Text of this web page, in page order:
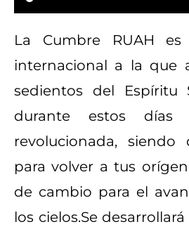
La Cumbre RUAH es
internacional a la que
sedientos del Espíritu
durante estos
revolucionada, siendo
para volver a tus
de cambio para el
los cielos.Se